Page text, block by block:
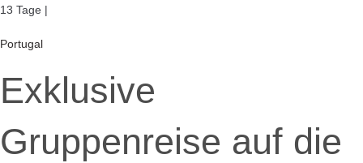
13 Tage |
Portugal
Exklusive
Gruppenreise auf die